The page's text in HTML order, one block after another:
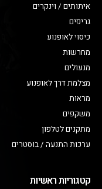
איתותים / וינקרים
גריפים
כיסוי לאופנוע
מחרשות
מנעולים
מצלמת דרך לאופנוע
מראות
משקפים
מתקנים לטלפון
ערכות התנעה / בוסטרים
קטגוריות ראשיות